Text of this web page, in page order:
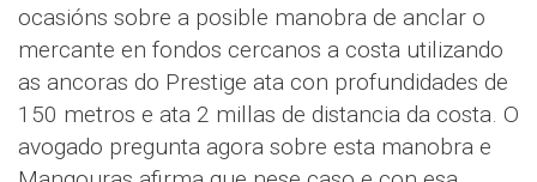
ocasións sobre a posible manobra de anclar o
mercante en fondos cercanos a costa utilizando
as ancoras do Prestige ata con profundidades de
150 metros e ata 2 millas de distancia da costa. O
avogado pregunta agora sobre esta manobra e